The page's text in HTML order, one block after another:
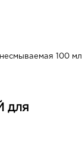
100 мл
для